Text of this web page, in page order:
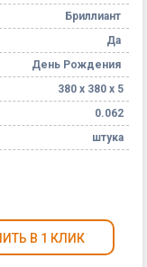
Бриллиант
Да
День Рождения
380 х 380 х 5
0.062
штука
В 1 КЛИК